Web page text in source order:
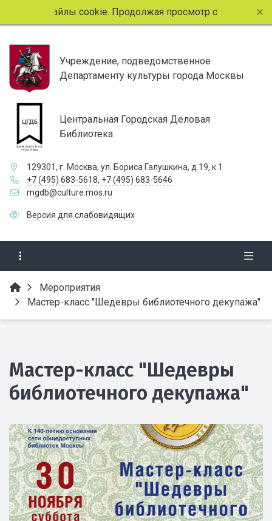
файлы cookie. Продолжая просмотр страниц
Учреждение, подведомственное
Департаменту культуры города Москвы
Центральная Городская Деловая
Библиотека
129301, г. Москва, ул. Бориса Галушкина, д.19, к.1
+7 (495) 683-5618, +7 (495) 683-5646
mgdb@culture.mos.ru
Версия для слабовидящих
Мероприятия
Мастер-класс "Шедевры библиотечного декупажа"
Мастер-класс "Шедевры
библиотечного декупажа"